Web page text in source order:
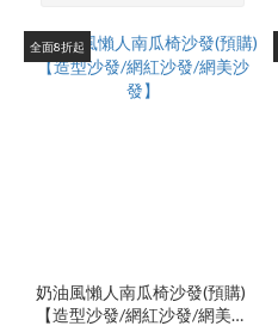
全面8折起
奶油風懶人南瓜椅沙發(預購)
【造型沙發/網紅沙發/網美沙